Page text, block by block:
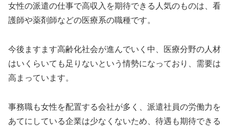
女性の派遣の仕事で高収入を期待できる人気のものは、看
護師や薬剤師などの医療系の職種です。
今後ますます高齢化社会が進んでいく中、医療分野の人材
はいくらいても足りないという情勢になっており、需要は
高まっています。
事務職も女性を配置する会社が多く、派遣社員の労働力を
あてにしている企業は少なくないため、待遇も期待できる